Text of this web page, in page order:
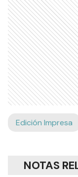
Edición Impresa
NOTAS